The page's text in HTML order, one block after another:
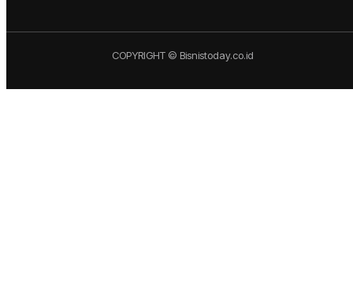
COPYRIGHT © Bisnistoday.co.id